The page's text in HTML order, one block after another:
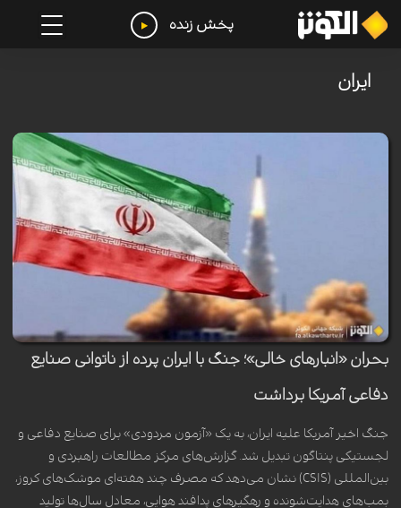
پخش زنده
ايران
بحران «انبارهای خالی»؛ جنگ با ایران پرده از ناتوانی صنایع
دفاعی آمریکا برداشت
جنگ اخیر آمریکا علیه ایران، به یک «آزمون مردودی» برای صنایع دفاعی و
لجستیکی پنتاگون تبدیل شد. گزارش‌های مرکز مطالعات راهبردی و
بین‌المللی (CSIS) نشان می‌دهد که مصرف چند هفته‌ای موشک‌های کروز،
بمب‌های هدایت‌شونده و رهگیرهای پدافند هوایی، معادل سال‌ها تولید